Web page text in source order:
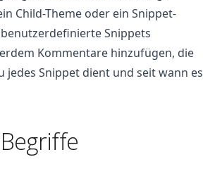
Child-Theme oder ein Snippet-
Snippets
Kommentare hinzufügen, die
jedes Snippet dient und seit wann es